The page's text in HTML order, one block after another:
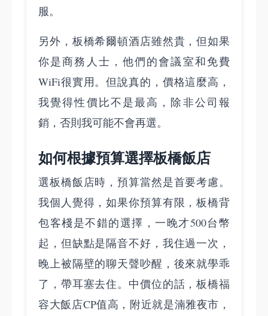
服。
另外，板橋希爾頓酒店雖然貴，但如果
你是商務人士，他們的會議室和免費
WiFi很實用。但說真的，價格這麼高，
我覺得性價比不是最高，除非公司報
銷，否則我可能不會再選。
如何根據預算選擇板橋飯店
選板橋飯店時，預算當然是首要考慮。
我個人覺得，如果你預算有限，板橋背
包客棧是不錯的選擇，一晚才500台幣
起，但缺點是隔音不好，我住過一次，
晚上被隔壁的聊天聲吵醒，後來就學乖
了，帶耳塞去住。中價位的話，板橋福
容大飯店CP值高，附近就是湳雅夜市，